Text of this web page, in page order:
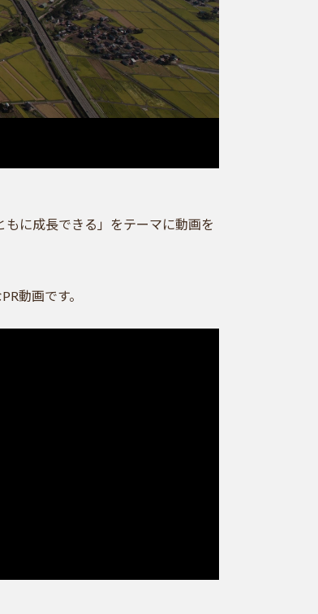
に成長できる」をテーマに動画を
動画です。